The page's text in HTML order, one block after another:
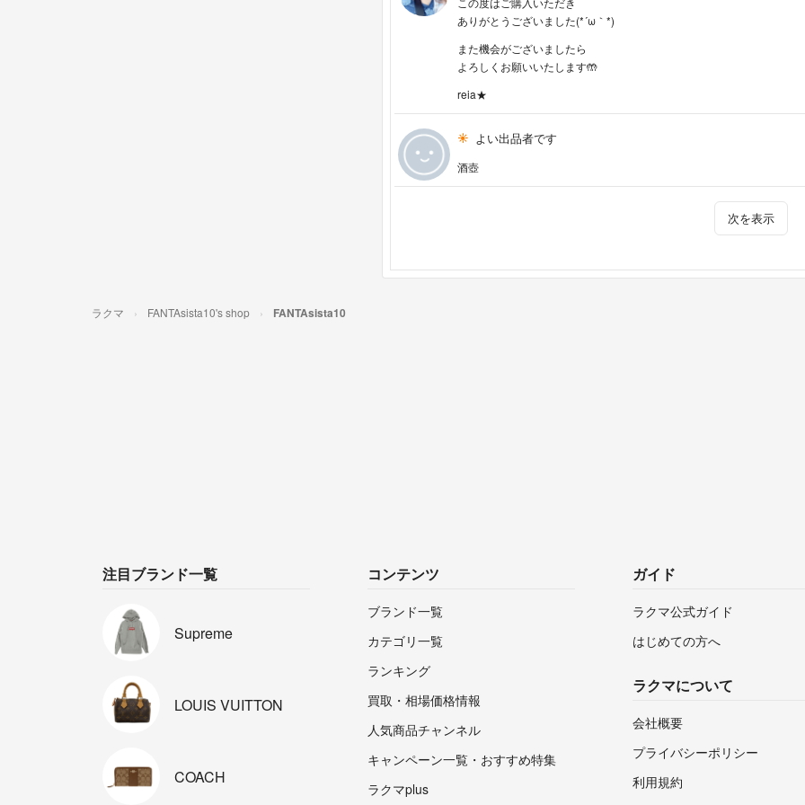
ありがとうございました(*´ω｀*)
また機会がございましたら
よろしくお願いいたします🤲
reia★
よい出品者です
酒壺
次を表示
ラクマ FANTAsista10's shop FANTAsista10
注目ブランド一覧
Supreme
LOUIS VUITTON
COACH
コンテンツ
ブランド一覧
カテゴリ一覧
ランキング
買取・相場価格情報
人気商品チャンネル
キャンペーン一覧・おすすめ特集
ラクマplus
ガイド
ラクマ公式ガイド
はじめての方へ
ラクマについて
会社概要
プライバシーポリシー
利用規約